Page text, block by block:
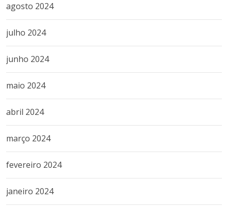
agosto 2024
julho 2024
junho 2024
maio 2024
abril 2024
março 2024
fevereiro 2024
janeiro 2024